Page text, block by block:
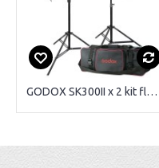
GODOX SK300II x 2 kit flash de studio